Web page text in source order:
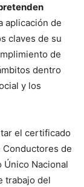
aplicación de
claves de su
de
dentro
y los
el certificado
de
Único Nacional
trabajo del